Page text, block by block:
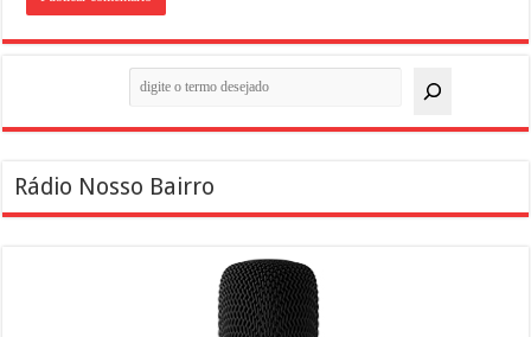
Rádio Nosso Bairro